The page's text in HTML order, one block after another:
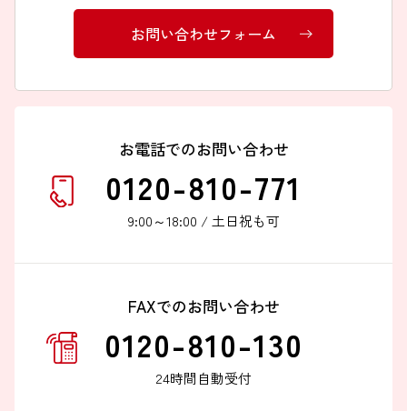
お問い合わせフォーム
お電話でのお問い合わせ
0120-810-771
9:00～18:00 / 土日祝も可
FAXでのお問い合わせ
0120-810-130
24時間自動受付